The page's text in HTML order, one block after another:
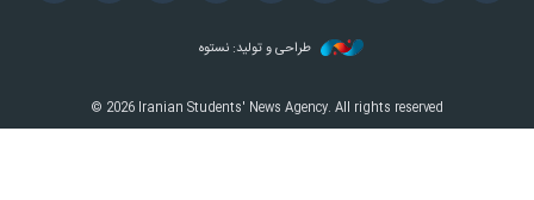
طراحی و تولید: نستوه
© 2026 Iranian Students' News Agency. All rights reserved